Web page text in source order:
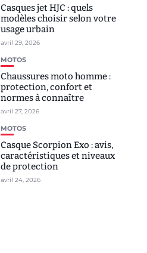
Casques jet HJC : quels
modèles choisir selon votre
usage urbain
avril 29, 2026
MOTOS
Chaussures moto homme :
protection, confort et
normes à connaître
avril 27, 2026
MOTOS
Casque Scorpion Exo : avis,
caractéristiques et niveaux
de protection
avril 24, 2026